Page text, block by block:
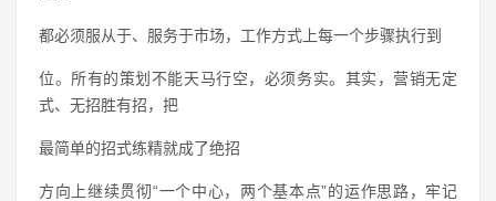
都必须服从于、服务于市场，工作方式上每一个步骤执行到
位。所有的策划不能天马行空，必须务实。其实，营销无定
式、无招胜有招，把
最简单的招式练精就成了绝招
方向上继续贯彻“一个中心，两个基本点”的运作思路，牢记